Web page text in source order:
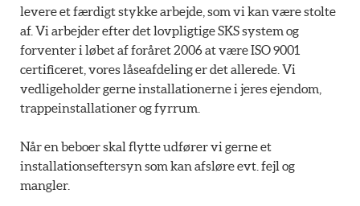
levere et færdigt stykke arbejde, som vi kan være stolte
af. Vi arbejder efter det lovpligtige SKS system og
forventer i løbet af foråret 2006 at være ISO 9001
certificeret, vores låseafdeling er det allerede. Vi
vedligeholder gerne installationerne i jeres ejendom,
trappeinstallationer og fyrrum.
Når en beboer skal flytte udfører vi gerne et
installationseftersyn som kan afsløre evt. fejl og
mangler.